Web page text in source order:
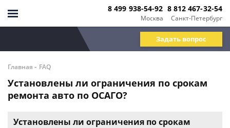
Москва
8 499 938-54-92
Санкт-Петербург
8 812 467-32-54
Задать вопрос
Главная - FAQ
Установлены ли ограничения по срокам
ремонта авто по ОСАГО?
Установлены ли ограничения по срокам